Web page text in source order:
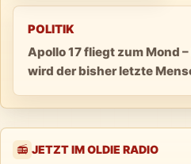
POLITIK
Apollo 17 fliegt zum Mond
wird der bisher letzte
📻 JETZT IM OLDIE RADIO